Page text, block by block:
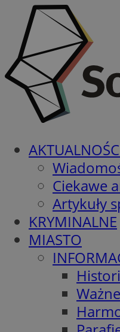
Ciekawe
Artykuły
KRYMINALNE
MIASTO